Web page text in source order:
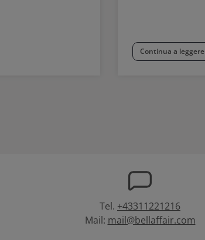
Continua a leggere
Tel. +43311221216
Mail: mail@bellaffair.com